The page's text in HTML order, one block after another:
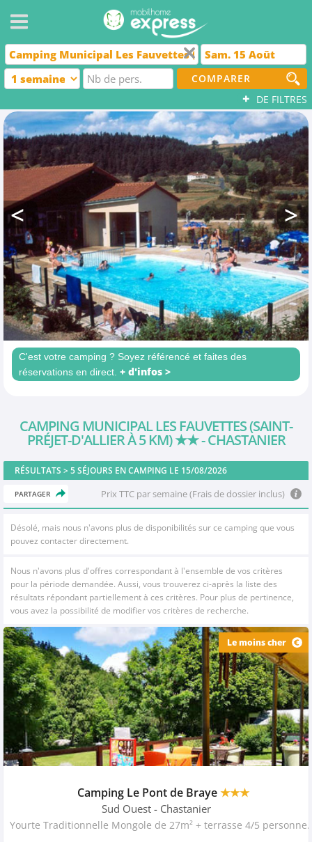
COMPARER
+ DE FILTRES
C'est votre camping ? Soyez référencé et faites des
réservations en direct. + d'infos >
CAMPING MUNICIPAL LES FAUVETTES (SAINT-
PRÉJET-D'ALLIER À 5 KM)★★- CHASTANIER
RÉSULTATS >5SÉJOURS EN CAMPING LE 15/08/2026
PARTAGER Prix TTC par semaine (Frais de dossier inclus)
Désolé, mais nous n'avons plus de disponibilités sur ce camping que vous
pouvez contacter directement.
Nous n'avons plus d'offres correspondant à l'ensemble de vos critères
pour la période demandée. Aussi, vous trouverez ci-après la liste des
résultats répondant partiellement à ces critères. Pour plus de pertinence,
vous avez la possibilité de modifier vos critères de recherche.
Le moins cher
Camping Le Pont de Braye★★★
Sud Ouest - Chastanier
Yourte Traditionnelle